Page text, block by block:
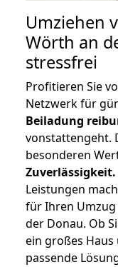
Umziehen
Wörth an
stressfrei
Profitieren Sie
Netzwerk für
Beiladung
vonstattengeht.
besonderen
Zuverlässigkeit.
Leistungen
für Ihren
der Donau. Ob
ein großes
passende